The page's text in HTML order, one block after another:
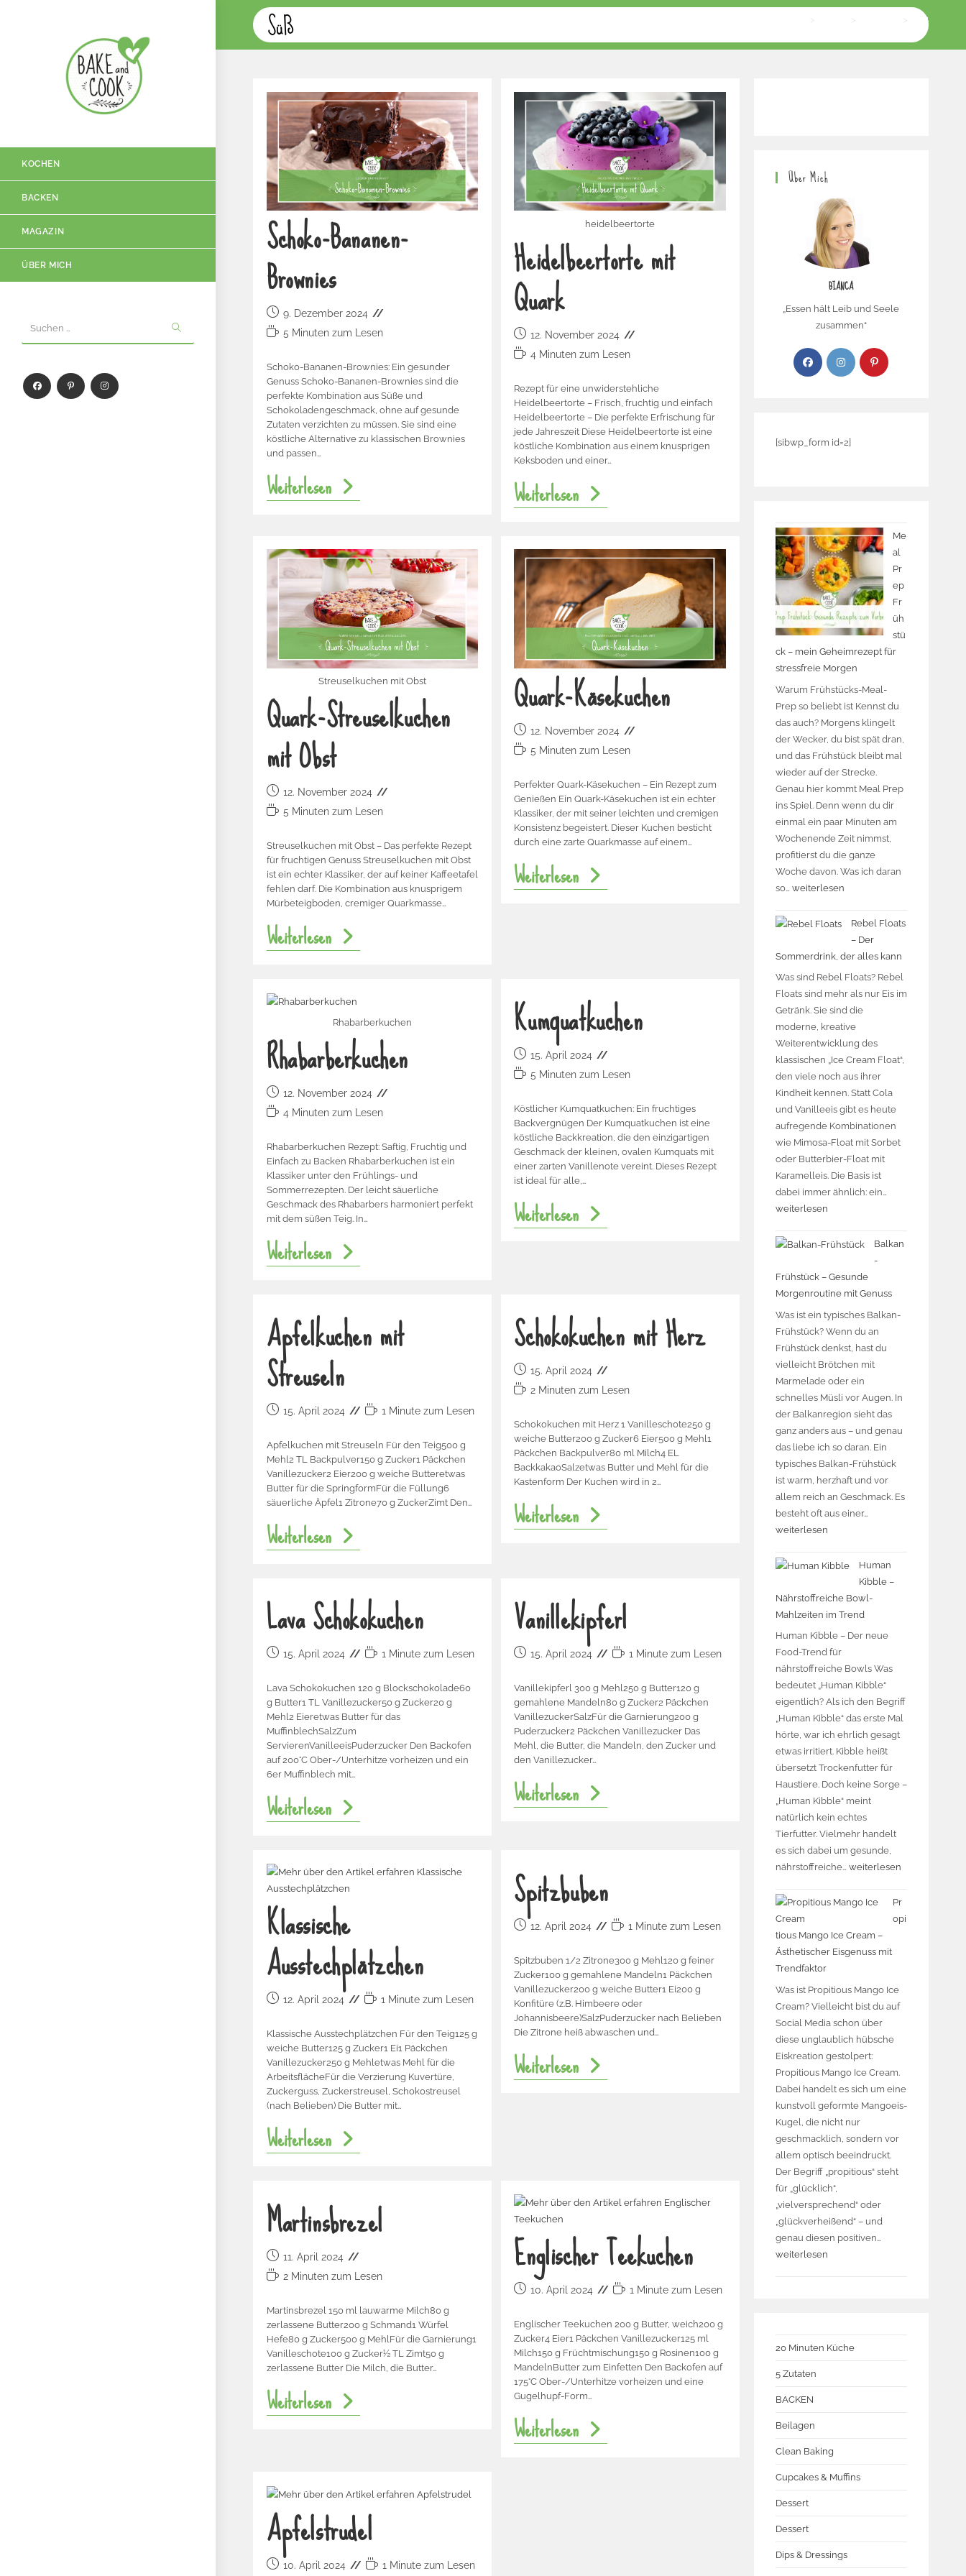
KOCHEN
BACKEN
MAGAZIN
ÜBER MICH
Suchen …
Süß Süß
Schoko-Bananen-
Brownies
9. Dezember 2024
5 Minuten zum Lesen
Schoko-Bananen-Brownies: Ein gesunder
Genuss Schoko-Bananen-Brownies sind die
perfekte Kombination aus Süße und
Schokoladengeschmack, ohne auf gesunde
Zutaten verzichten zu müssen. Sie sind eine
köstliche Alternative zu klassischen Brownies
und passen…
Weiterlesen
heidelbeertorte
Heidelbeertorte mit
Quark
12. November 2024
4 Minuten zum Lesen
Rezept für eine unwiderstehliche
Heidelbeertorte – Frisch, fruchtig und einfach
Heidelbeertorte – Die perfekte Erfrischung für
jede Jahreszeit Diese Heidelbeertorte ist eine
köstliche Kombination aus einem knusprigen
Keksboden und einer…
Weiterlesen
Streuselkuchen mit Obst
Quark-Streuselkuchen
mit Obst
12. November 2024
5 Minuten zum Lesen
Streuselkuchen mit Obst – Das perfekte Rezept
für fruchtigen Genuss Streuselkuchen mit Obst
ist ein echter Klassiker, der auf keiner Kaffeetafel
fehlen darf. Die Kombination aus knusprigem
Mürbeteigboden, cremiger Quarkmasse…
Weiterlesen
Quark-Käsekuchen
12. November 2024
5 Minuten zum Lesen
Perfekter Quark-Käsekuchen – Ein Rezept zum
Genießen Ein Quark-Käsekuchen ist ein echter
Klassiker, der mit seiner leichten und cremigen
Konsistenz begeistert. Dieser Kuchen besticht
durch eine zarte Quarkmasse auf einem…
Weiterlesen
Rhabarberkuchen
Rhabarberkuchen
12. November 2024
4 Minuten zum Lesen
Rhabarberkuchen Rezept: Saftig, Fruchtig und
Einfach zu Backen Rhabarberkuchen ist ein
Klassiker unter den Frühlings- und
Sommerrezepten. Der leicht säuerliche
Geschmack des Rhabarbers harmoniert perfekt
mit dem süßen Teig. In…
Weiterlesen
Kumquatkuchen
15. April 2024
5 Minuten zum Lesen
Köstlicher Kumquatkuchen: Ein fruchtiges
Backvergnügen Der Kumquatkuchen ist eine
köstliche Backkreation, die den einzigartigen
Geschmack der kleinen, ovalen Kumquats mit
einer zarten Vanillenote vereint. Dieses Rezept
ist ideal für alle,…
Weiterlesen
Apfelkuchen mit
Streuseln
15. April 2024 1 Minute zum Lesen
Apfelkuchen mit Streuseln Für den Teig500 g
Mehl2 TL Backpulver150 g Zucker1 Päckchen
Vanillezucker2 Eier200 g weiche Butteretwas
Butter für die SpringformFür die Füllung6
säuerliche Äpfel1 Zitrone70 g ZuckerZimt Den…
Weiterlesen
Schokokuchen mit Herz
15. April 2024
2 Minuten zum Lesen
Schokokuchen mit Herz 1 Vanilleschote250 g
weiche Butter200 g Zucker6 Eier500 g Mehl1
Päckchen Backpulver80 ml Milch4 EL
BackkakaoSalzetwas Butter und Mehl für die
Kastenform Der Kuchen wird in 2…
Weiterlesen
Lava Schokokuchen
15. April 2024 1 Minute zum Lesen
Lava Schokokuchen 120 g Blockschokolade60
g Butter1 TL Vanillezucker50 g Zucker20 g
Mehl2 Eieretwas Butter für das
MuffinblechSalzZum
ServierenVanilleeisPuderzucker Den Backofen
auf 200°C Ober-/Unterhitze vorheizen und ein
6er Muffinblech mit…
Weiterlesen
Vanillekipferl
15. April 2024 1 Minute zum Lesen
Vanillekipferl 300 g Mehl250 g Butter120 g
gemahlene Mandeln80 g Zucker2 Päckchen
VanillezuckerSalzFür die Garnierung200 g
Puderzucker2 Päckchen Vanillezucker Das
Mehl, die Butter, die Mandeln, den Zucker und
den Vanillezucker…
Weiterlesen
Klassische
Ausstechplätzchen
12. April 2024 1 Minute zum Lesen
Klassische Ausstechplätzchen Für den Teig125 g
weiche Butter125 g Zucker1 Ei1 Päckchen
Vanillezucker250 g Mehletwas Mehl für die
ArbeitsflächeFür die Verzierung Kuvertüre,
Zuckerguss, Zuckerstreusel, Schokostreusel
(nach Belieben) Die Butter mit…
Weiterlesen
Spitzbuben
12. April 2024 1 Minute zum Lesen
Spitzbuben 1/2 Zitrone300 g Mehl120 g feiner
Zucker100 g gemahlene Mandeln1 Päckchen
Vanillezucker200 g weiche Butter1 Ei200 g
Konfitüre (z.B. Himbeere oder
Johannisbeere)SalzPuderzucker nach Belieben
Die Zitrone heiß abwaschen und…
Weiterlesen
Martinsbrezel
11. April 2024
2 Minuten zum Lesen
Martinsbrezel 150 ml lauwarme Milch80 g
zerlassene Butter200 g Schmand1 Würfel
Hefe80 g Zucker500 g MehlFür die Garnierung1
Vanilleschote100 g Zucker½ TL Zimt50 g
zerlassene Butter Die Milch, die Butter…
Weiterlesen
Englischer Teekuchen
10. April 2024 1 Minute zum Lesen
Englischer Teekuchen 200 g Butter, weich200 g
Zucker4 Eier1 Päckchen Vanillezucker125 ml
Milch150 g Früchtmischung150 g Rosinen100 g
MandelnButter zum Einfetten Den Backofen auf
175°C Ober-/Unterhitze vorheizen und eine
Gugelhupf-Form…
Weiterlesen
Apfelstrudel
10. April 2024 1 Minute zum Lesen
Über Mich
BIANCA
„Essen hält Leib und Seele
zusammen“
[sibwp_form id=2]
Me
al
Pr
ep
Fr
üh
stü
ck – mein Geheimrezept für
stressfreie Morgen
Warum Frühstücks-Meal-
Prep so beliebt ist Kennst du
das auch? Morgens klingelt
der Wecker, du bist spät dran,
und das Frühstück bleibt mal
wieder auf der Strecke.
Genau hier kommt Meal Prep
ins Spiel. Denn wenn du dir
einmal ein paar Minuten am
Wochenende Zeit nimmst,
profitierst du die ganze
Woche davon. Was ich daran
so… weiterlesen
Rebel Floats
– Der
Sommerdrink, der alles kann
Was sind Rebel Floats? Rebel
Floats sind mehr als nur Eis im
Getränk. Sie sind die
moderne, kreative
Weiterentwicklung des
klassischen „Ice Cream Float“,
den viele noch aus ihrer
Kindheit kennen. Statt Cola
und Vanilleeis gibt es heute
aufregende Kombinationen
wie Mimosa-Float mit Sorbet
oder Butterbier-Float mit
Karamelleis. Die Basis ist
dabei immer ähnlich: ein…
weiterlesen
Balkan
-
Frühstück – Gesunde
Morgenroutine mit Genuss
Was ist ein typisches Balkan-
Frühstück? Wenn du an
Frühstück denkst, hast du
vielleicht Brötchen mit
Marmelade oder ein
schnelles Müsli vor Augen. In
der Balkanregion sieht das
ganz anders aus – und genau
das liebe ich so daran. Ein
typisches Balkan-Frühstück
ist warm, herzhaft und vor
allem reich an Geschmack. Es
besteht oft aus einer…
weiterlesen
Human
Kibble –
Nährstoffreiche Bowl-
Mahlzeiten im Trend
Human Kibble – Der neue
Food-Trend für
nährstoffreiche Bowls Was
bedeutet „Human Kibble“
eigentlich? Als ich den Begriff
„Human Kibble“ das erste Mal
hörte, war ich ehrlich gesagt
etwas irritiert. Kibble heißt
übersetzt Trockenfutter für
Haustiere. Doch keine Sorge –
„Human Kibble“ meint
natürlich kein echtes
Tierfutter. Vielmehr handelt
es sich dabei um gesunde,
nährstoffreiche… weiterlesen
Pr
opi
tious Mango Ice Cream –
Ästhetischer Eisgenuss mit
Trendfaktor
Was ist Propitious Mango Ice
Cream? Vielleicht bist du auf
Social Media schon über
diese unglaublich hübsche
Eiskreation gestolpert:
Propitious Mango Ice Cream.
Dabei handelt es sich um eine
kunstvoll geformte Mangoeis-
Kugel, die nicht nur
geschmacklich, sondern vor
allem optisch beeindruckt.
Der Begriff „propitious“ steht
für „glücklich“,
„vielversprechend“ oder
„glückverheißend“ – und
genau diesen positiven…
weiterlesen
20 Minuten Küche
5 Zutaten
BACKEN
Beilagen
Clean Baking
Cupcakes & Muffins
Dessert
Dessert
Dips & Dressings